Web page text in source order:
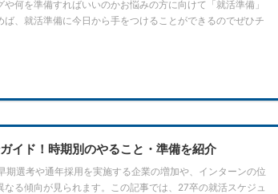
何を準備すればいいのかお悩みの方に向けて「就活準備」
ば、就活準備に今日から手をつけることができるのでぜひチ
イド！時期別のやること・準備を紹介
期選考や通年採用を実施する企業の増加や、インターンの位
る傾向が見られます。この記事では、27卒の就活スケジュ